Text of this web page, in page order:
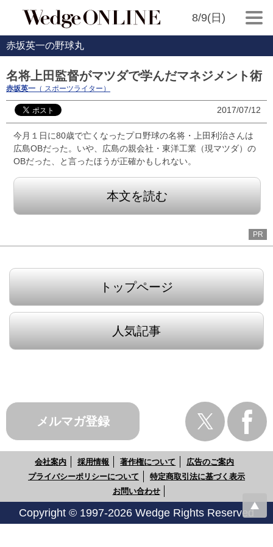
8/9(日)
赤坂英一の野球丸
名将上田監督がマツダで学んだマネジメント術
赤坂英一 （ スポーツライター）
2017/07/12
今月１日に80歳で亡くなったプロ野球の名将・上田利治さんは
広島OBだった。いや、広島の親会社・東洋工業（現マツダ）の
OBだった、と言ったほうが正確かもしれない。
本文を読む
PR
トップページ
人気記事
メルマガ登録
会社案内 採用情報 著作権について
広告のご案内
プライバシーポリシーについて
特定商取引法に基づく表示
お問い合わせ
Copyright © 1997-2026 Wedge Rights Reserved